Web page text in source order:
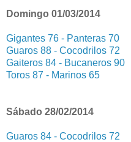
Domingo 01/03/2014
Gigantes 76 - Panteras 70
Guaros 88 - Cocodrilos 72
Gaiteros 84 - Bucaneros 90
Toros 87 - Marinos 65
Sábado 28/02/2014
Guaros 84 - Cocodrilos 72